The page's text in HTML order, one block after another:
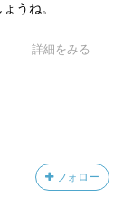
うね。
詳細をみる
フォロー